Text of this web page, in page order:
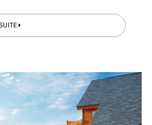
cette contrée, qui
administrative